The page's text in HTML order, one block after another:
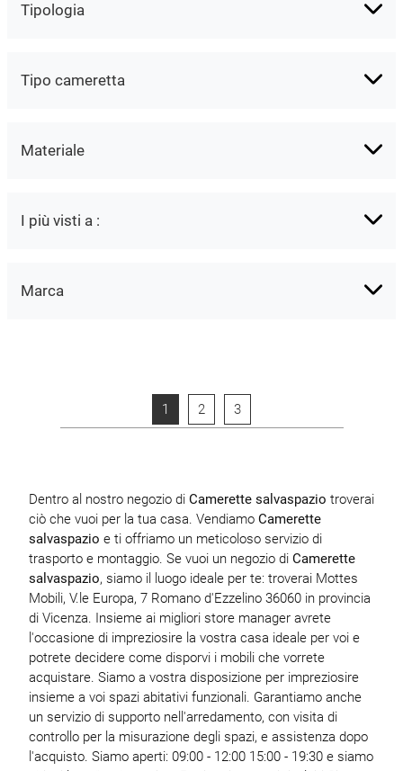
Tipologia
Tipo cameretta
Materiale
I più visti a :
Marca
1 2 3
Dentro al nostro negozio di Camerette salvaspazio troverai
ciò che vuoi per la tua casa. Vendiamo Camerette
salvaspazio e ti offriamo un meticoloso servizio di
trasporto e montaggio. Se vuoi un negozio di Camerette
salvaspazio, siamo il luogo ideale per te: troverai Mottes
Mobili, V.le Europa, 7 Romano d'Ezzelino 36060 in provincia
di Vicenza. Insieme ai migliori store manager avrete
l'occasione di impreziosire la vostra casa ideale per voi e
potrete decidere come disporvi i mobili che vorrete
acquistare. Siamo a vostra disposizione per impreziosire
insieme a voi spazi abitativi funzionali. Garantiamo anche
un servizio di supporto nell'arredamento, con visita di
controllo per la misurazione degli spazi, e assistenza dopo
l'acquisto. Siamo aperti: 09:00 - 12:00 15:00 - 19:30 e siamo